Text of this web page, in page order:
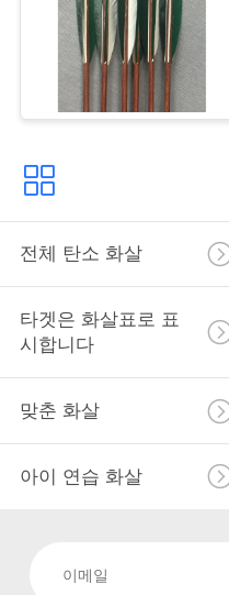
사
이
트
맵
개
인
정
전체 탄소 화살
타겟은 화살표로 표
시합니다
맞춘 화살
아이 연습 화살